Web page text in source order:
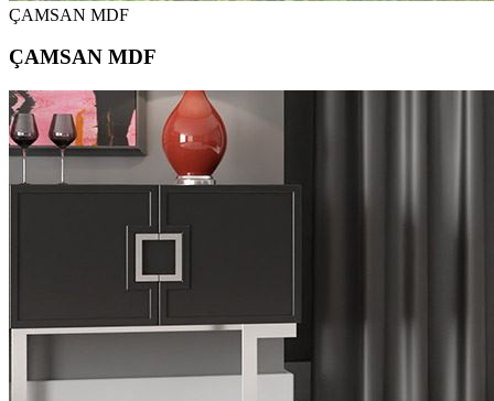
ÇAMSAN MDF
ÇAMSAN MDF